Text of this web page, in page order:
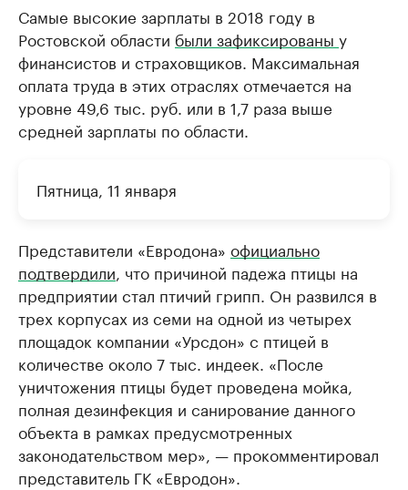
Самые высокие зарплаты в 2018 году в
Ростовской области были зафиксированы у
финансистов и страховщиков. Максимальная
оплата труда в этих отраслях отмечается на
уровне 49,6 тыс. руб. или в 1,7 раза выше
средней зарплаты по области.
Пятница, 11 января
Представители «Евродона» официально
подтвердили, что причиной падежа птицы на
предприятии стал птичий грипп. Он развился в
трех корпусах из семи на одной из четырех
площадок компании «Урсдон» с птицей в
количестве около 7 тыс. индеек. «После
уничтожения птицы будет проведена мойка,
полная дезинфекция и санирование данного
объекта в рамках предусмотренных
законодательством мер», — прокомментировал
представитель ГК «Евродон».